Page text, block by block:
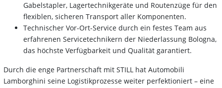
Gabelstapler, Lagertechnikgeräte und Routenzüge für den
flexiblen, sicheren Transport aller Komponenten.
Technischer Vor-Ort-Service durch ein festes Team aus
erfahrenen Servicetechnikern der Niederlassung Bologna,
das höchste Verfügbarkeit und Qualität garantiert.
Durch die enge Partnerschaft mit STILL hat Automobili
Lamborghini seine Logistikprozesse weiter perfektioniert – eine